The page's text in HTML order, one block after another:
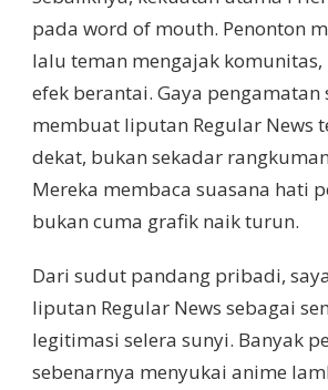
pada word of mouth. Penonton
lalu teman mengajak
efek berantai. Gaya pengamatan
membuat liputan Regular News
dekat, bukan sekadar
Mereka membaca suasana hati
bukan cuma grafik naik turun.
Dari sudut pandang pribadi,
liputan Regular News sebagai
legitimasi selera sunyi. Banyak
sebenarnya menyukai anime